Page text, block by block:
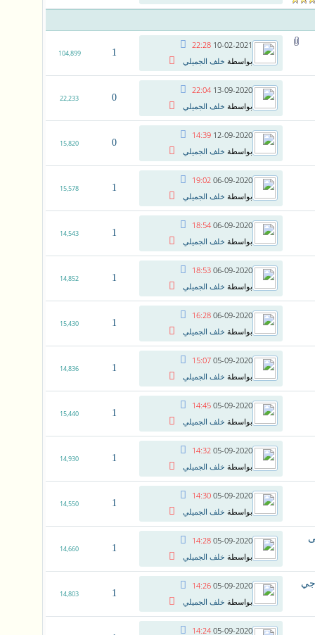
10-02-2021
22:28
بواسطة خلف الجميلي
1
104,899
13-09-2020
22:04
بواسطة خلف الجميلي
0
22,233
12-09-2020
14:39
بواسطة خلف الجميلي
0
15,820
06-09-2020
19:02
بواسطة خلف الجميلي
1
15,578
06-09-2020
18:54
بواسطة خلف الجميلي
1
14,543
06-09-2020
18:53
بواسطة خلف الجميلي
1
14,852
06-09-2020
16:28
بواسطة خلف الجميلي
1
15,430
05-09-2020
15:07
بواسطة خلف الجميلي
1
14,836
05-09-2020
14:45
بواسطة خلف الجميلي
1
15,440
05-09-2020
14:32
بواسطة خلف الجميلي
1
14,930
05-09-2020
14:30
بواسطة خلف الجميلي
1
14,550
05-09-2020
14:28
بواسطة خلف الجميلي
1
14,660
05-09-2020
14:26
بواسطة خلف الجميلي
1
14,803
05-09-2020
14:24